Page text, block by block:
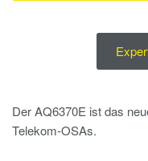
Der AQ6370E ist das
Telekom-OSAs.